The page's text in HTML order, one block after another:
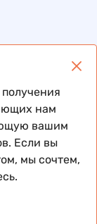
оферты
✨
нам
вашим
Если вы
мы сочтем,